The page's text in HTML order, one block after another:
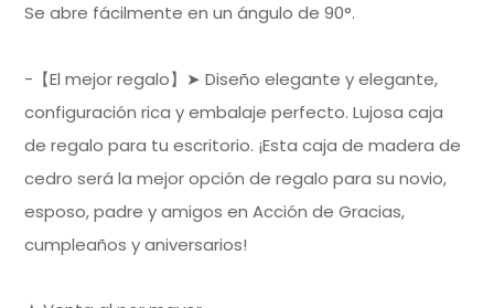
Se abre fácilmente en un ángulo de 90°.
-【El mejor regalo】➤ Diseño elegante y elegante,
configuración rica y embalaje perfecto. Lujosa caja
de regalo para tu escritorio. ¡Esta caja de madera de
cedro será la mejor opción de regalo para su novio,
esposo, padre y amigos en Acción de Gracias,
cumpleaños y aniversarios!